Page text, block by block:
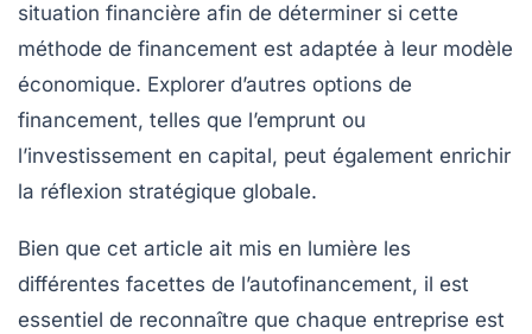
situation financière afin de déterminer si cette
méthode de financement est adaptée à leur modèle
économique. Explorer d’autres options de
financement, telles que l’emprunt ou
l’investissement en capital, peut également enrichir
la réflexion stratégique globale.
Bien que cet article ait mis en lumière les
différentes facettes de l’autofinancement, il est
essentiel de reconnaître que chaque entreprise est